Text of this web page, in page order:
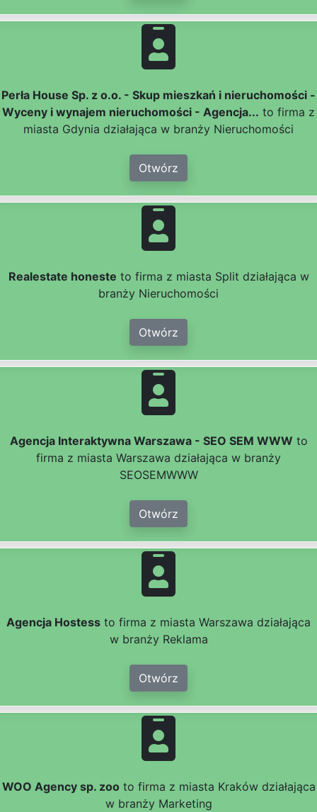
Perła House Sp. z o.o. - Skup mieszkań i nieruchomości -
Wyceny i wynajem nieruchomości - Agencja... to firma z
miasta Gdynia działająca w branży Nieruchomości
Otwórz
Realestate honeste to firma z miasta Split działająca w
branży Nieruchomości
Otwórz
Agencja Interaktywna Warszawa - SEO SEM WWW to
firma z miasta Warszawa działająca w branży
SEOSEMWWW
Otwórz
Agencja Hostess to firma z miasta Warszawa działająca
w branży Reklama
Otwórz
WOO Agency sp. zoo to firma z miasta Kraków działająca
w branży Marketing